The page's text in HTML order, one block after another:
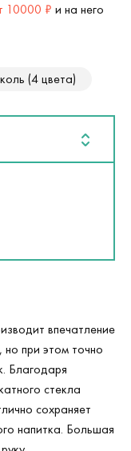
10000 ₽ и на него
(4 цвета)
впечатление
при этом точно
Благодаря
стекла
сохраняет
напитка. Большая